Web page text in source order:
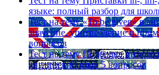
языке: полный разбор для
Тест на тему «To be given» в
значение, употребление и
вопросов
Тест на тему Подборка
английский язык 5 вопросов